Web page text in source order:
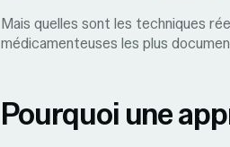
Mais quelles sont les techniques
médicamenteuses les plus
Pourquoi une